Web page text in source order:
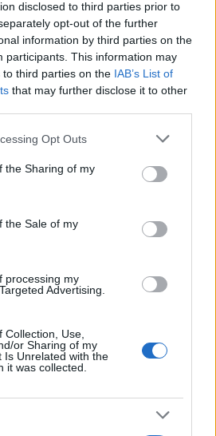
disclosed to third parties prior to
opt-out of the further
information by third parties on the
participants. This information may
third parties on the IAB’s List of
that may further disclose it to other
app uses one or more Google
usage behaviour. You may click to
Google and its third-party tags to
specified purposes in below Google
Opt Outs
the Sharing of my
the Sale of my
processing my
Advertising.
Use,
or Sharing of my
Is Unrelated with the
it was collected.
σαφέστατες αιχμές για
με τον οποίο η κυβέρνηση
ΑΔΑΕ, μία κίνηση με
από την πλευρά